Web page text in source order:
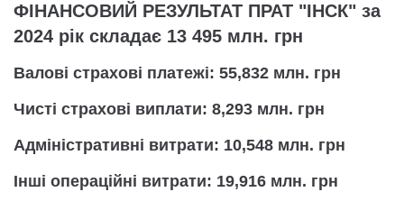
ФІНАНСОВИЙ РЕЗУЛЬТАТ ПРАТ "ІНСК" за
2024 рік складає 13 495 млн. грн
Валові страхові платежі: 55,832 млн. грн
Чисті страхові виплати: 8,293 млн. грн
Адміністративні витрати: 10,548 млн. грн
Інші операційні витрати: 19,916 млн. грн